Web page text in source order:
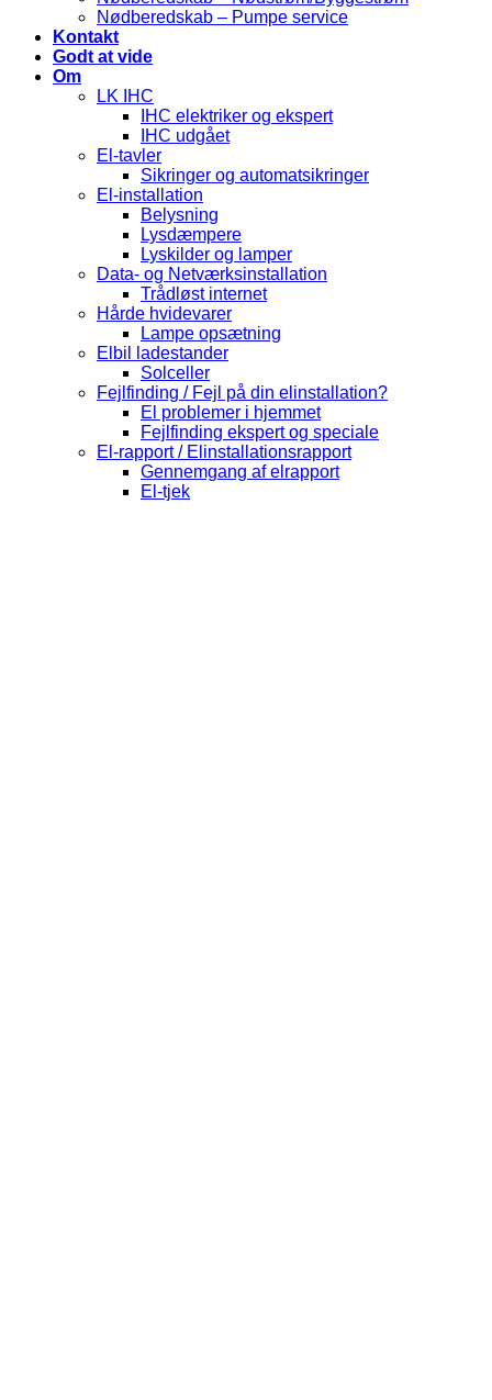
Nødberedskab – Pumpe service
Kontakt
Godt at vide
Om
LK IHC
IHC elektriker og ekspert
IHC udgået
El-tavler
Sikringer og automatsikringer
El-installation
Belysning
Lysdæmpere
Lyskilder og lamper
Data- og Netværksinstallation
Trådløst internet
Hårde hvidevarer
Lampe opsætning
Elbil ladestander
Solceller
Fejlfinding / Fejl på din elinstallation?
El problemer i hjemmet
Fejlfinding ekspert og speciale
El-rapport / Elinstallationsrapport
Gennemgang af elrapport
El-tjek